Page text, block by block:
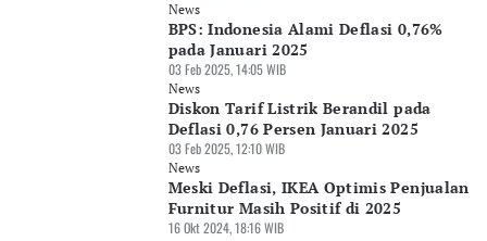
News
BPS: Indonesia Alami Deflasi 0,76%
pada Januari 2025
03 Feb 2025, 14:05 WIB
News
Diskon Tarif Listrik Berandil pada
Deflasi 0,76 Persen Januari 2025
03 Feb 2025, 12:10 WIB
News
Meski Deflasi, IKEA Optimis Penjualan
Furnitur Masih Positif di 2025
16 Okt 2024, 18:16 WIB